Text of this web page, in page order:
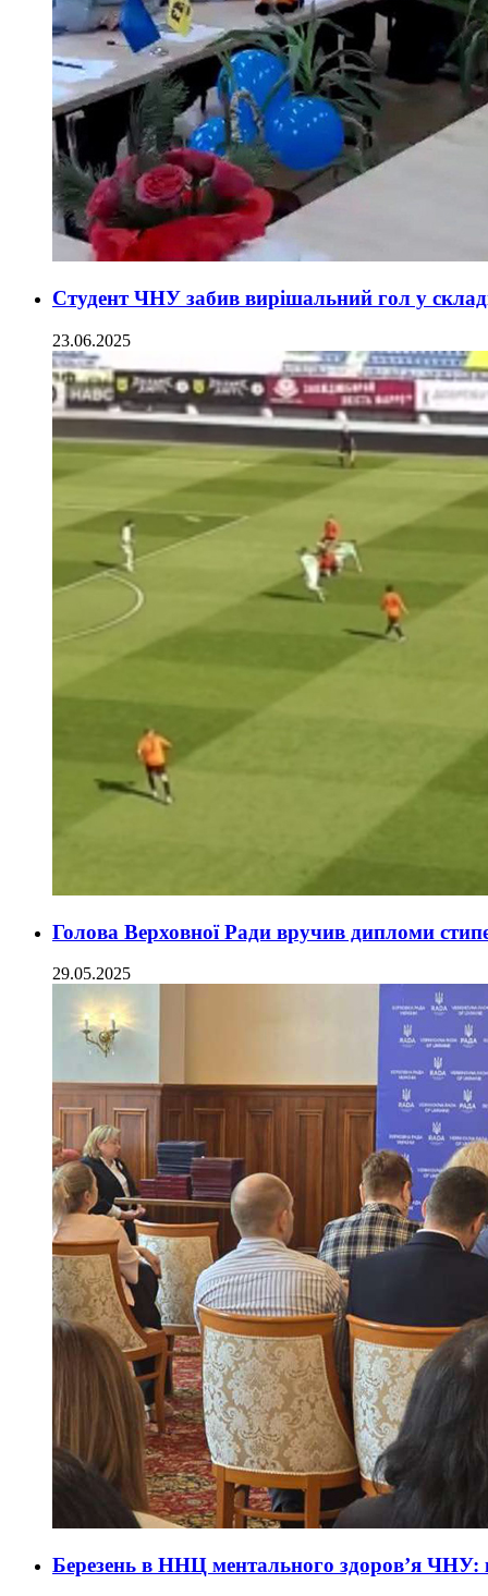
Студент ЧНУ забив вирішальний гол у
23.06.2025
Голова Верховної Ради вручив дипломи
29.05.2025
Березень в ННЦ ментального здоров’я ЧНУ: